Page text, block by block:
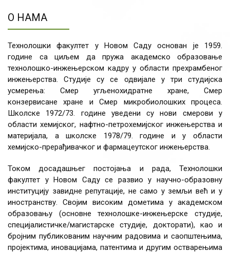
О НАМА
Технолошки факултет у Новом Саду основан је 1959.
године са циљем да пружа академско образовање
технолошко-инжењерском кадру у области прехрамбеног
инжењерства. Студије су се одвијале у три студијска
усмерења: Смер угљенохидратне хране, Смер
конзервисане хране и Смер микробиолошких процеса.
Школске 1972/73. године уведени су нови смерови у
области хемијског, нафтно-петрохемијског инжењерства и
материјала, а школске 1978/79. године и у области
хемијско-прерађивачког и фармацеутског инжењерства.
Током досадашњег постојања и рада, Технолошки
факултет у Новом Саду се развио у научно-образовну
институцију завидне репутације, не само у земљи већ и у
иностранству. Својим високим дометима у академском
образовању (основне технолошке-инжењерске студије,
специјалистичке/магистарске студије, докторати), као и
бројним публикованим научним радовима и саопштењима,
пројектима, иновацијама, патентима и другим остварењима